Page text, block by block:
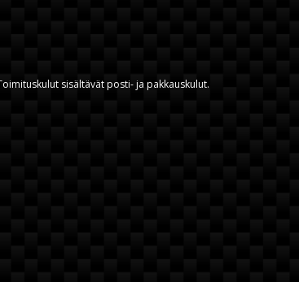
sisältävät posti- ja pakkauskulut.